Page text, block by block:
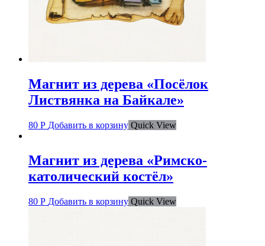
Магнит из дерева «Посёлок
Листвянка на Байкале»
80 Р Добавить в корзину Quick View
Магнит из дерева «Римско-
католический костёл»
80 Р Добавить в корзину Quick View